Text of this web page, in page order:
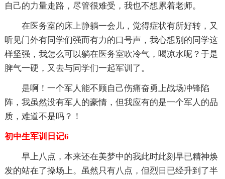
自己的力量走路，尽管很难受，我也不想累着老师。
在医务室的床上静躺一会儿，觉得症状有所好转，又
听见门外有同学们强而有力的口号声，我心想别的同学这
样坚强，我怎么可以躺在医务室吹冷气，喝凉水呢？于是
脾气一硬，又去与同学们一起军训了。
是啊！一个军人能不顾自己伤痛奋勇上战场冲锋陷
阵，我虽然没有军人的豪情，但我应有的是一个军人的品
质，难道不是吗？！
初中生军训日记6
早上八点，本来还在美梦中的我此时此刻早已精神焕
发的站在了操场上。虽然只有八点，但烈日已经升到了半